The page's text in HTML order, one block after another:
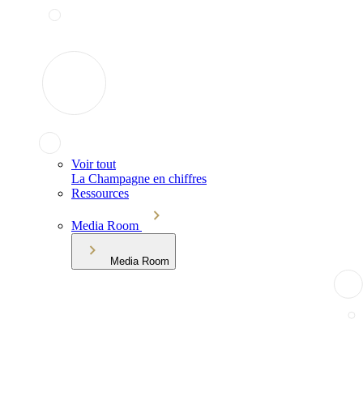
Voir tout
La Champagne en chiffres
Ressources
Media Room
Media Room